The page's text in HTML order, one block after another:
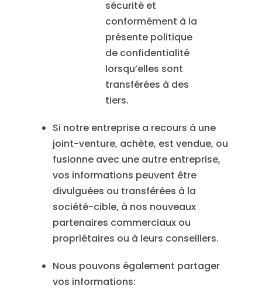
sécurité et
conformément à la
présente politique
de confidentialité
lorsqu’elles sont
transférées à des
tiers.
Si notre entreprise a recours à une
joint-venture, achète, est vendue, ou
fusionne avec une autre entreprise,
vos informations peuvent être
divulguées ou transférées à la
société-cible, à nos nouveaux
partenaires commerciaux ou
propriétaires ou à leurs conseillers.
Nous pouvons également partager
vos informations: